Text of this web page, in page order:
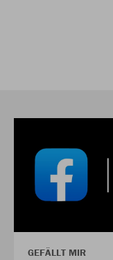
GEFÄLLT MIR